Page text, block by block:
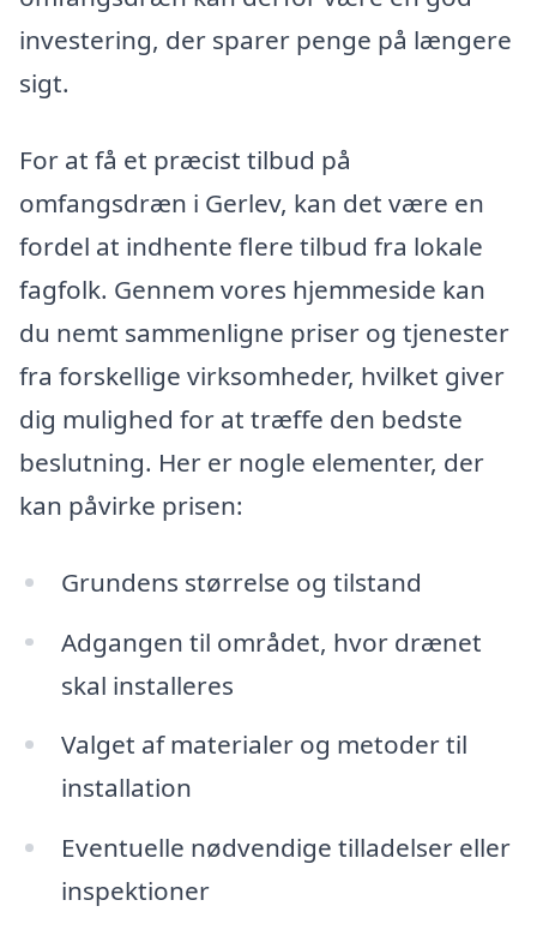
investering, der sparer penge på længere
sigt.
For at få et præcist tilbud på
omfangsdræn i Gerlev, kan det være en
fordel at indhente flere tilbud fra lokale
fagfolk. Gennem vores hjemmeside kan
du nemt sammenligne priser og tjenester
fra forskellige virksomheder, hvilket giver
dig mulighed for at træffe den bedste
beslutning. Her er nogle elementer, der
kan påvirke prisen:
Grundens størrelse og tilstand
Adgangen til området, hvor drænet
skal installeres
Valget af materialer og metoder til
installation
Eventuelle nødvendige tilladelser eller
inspektioner